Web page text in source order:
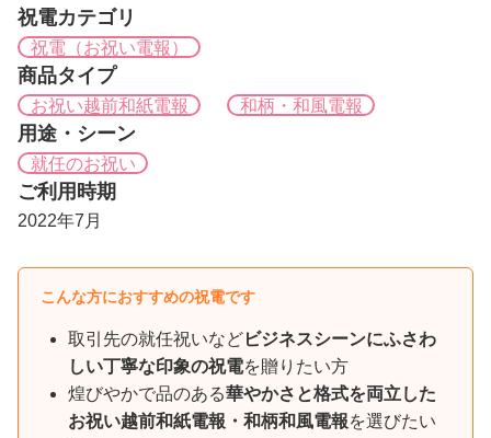
祝電カテゴリ
祝電（お祝い電報）
商品タイプ
お祝い越前和紙電報 和柄・和風電報
用途・シーン
就任のお祝い
ご利用時期
2022年7月
こんな方におすすめの祝電です
取引先の就任祝いなどビジネスシーンにふさわ
しい丁寧な印象の祝電を贈りたい方
煌びやかで品のある華やかさと格式を両立した
お祝い越前和紙電報・和柄和風電報を選びたい